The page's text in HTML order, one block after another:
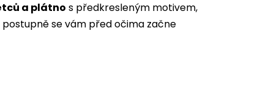
a plátno s předkresleným motivem,
se vám před očima začne